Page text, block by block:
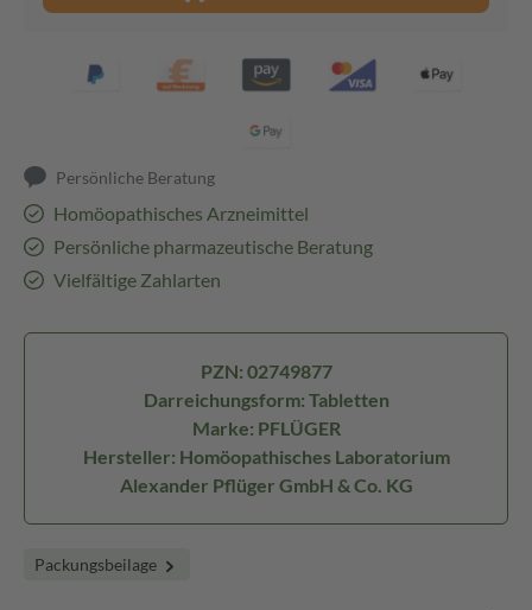
Persönliche Beratung
Homöopathisches Arzneimittel
Persönliche pharmazeutische Beratung
Vielfältige Zahlarten
PZN: 02749877
Darreichungsform: Tabletten
Marke: PFLÜGER
Hersteller: Homöopathisches Laboratorium
Alexander Pflüger GmbH & Co. KG
Packungsbeilage